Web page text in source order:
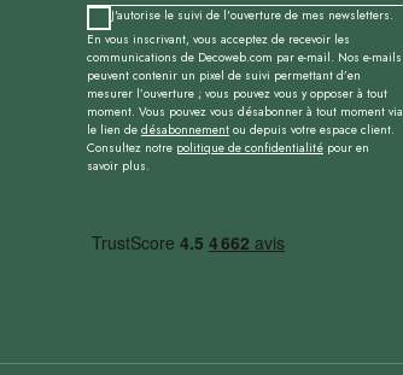
J'autorise le suivi de l'ouverture de mes newsletters.
En vous inscrivant, vous acceptez de recevoir les
communications de Decoweb.com par e-mail. Nos e-mails
peuvent contenir un pixel de suivi permettant d’en
mesurer l’ouverture ; vous pouvez vous y opposer à tout
moment. Vous pouvez vous désabonner à tout moment via
le lien de désabonnement ou depuis votre espace client.
Consultez notre politique de confidentialité pour en
savoir plus.